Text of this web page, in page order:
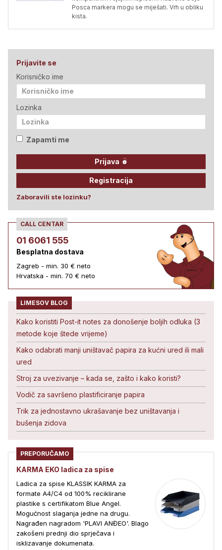
Posca markera mogu se miješati. Vrh u obliku
kista.
Prijavite se
Korisničko ime
Lozinka
Zapamti me
Prijava
Registracija
Zaboravili ste lozinku?
CALL CENTAR
01 6061 555
Besplatna dostava
Zagreb - min. 30 € neto
Hrvatska - min. 70 € neto
LIMESOV BLOG
Kako koristiti Post-it notes za donošenje boljih odluka (3
metode koje štede vrijeme)
Kako odabrati manji uništavač papira za kućni ured ili mali
ured
Stroj za uvezivanje – kada se, zašto i kako koristi?
Vodič za savršeno plastificiranje papira
Trik za jednostavno ukrašavanje bez uništavanja i
bušenja zidova
PREPORUČAMO
KARMA EKO ladica za spise
Ladica za spise KLASSIK KARMA za
formate A4/C4 od 100% reciklirane
plastike s certifikatom Blue Angel.
Mogućnost slaganja jedne na drugu.
Nagrađen nagradom 'PLAVI ANĐEO'. Blago
zakošeni prednji dio sprječava i
isklizavanje dokumenata.